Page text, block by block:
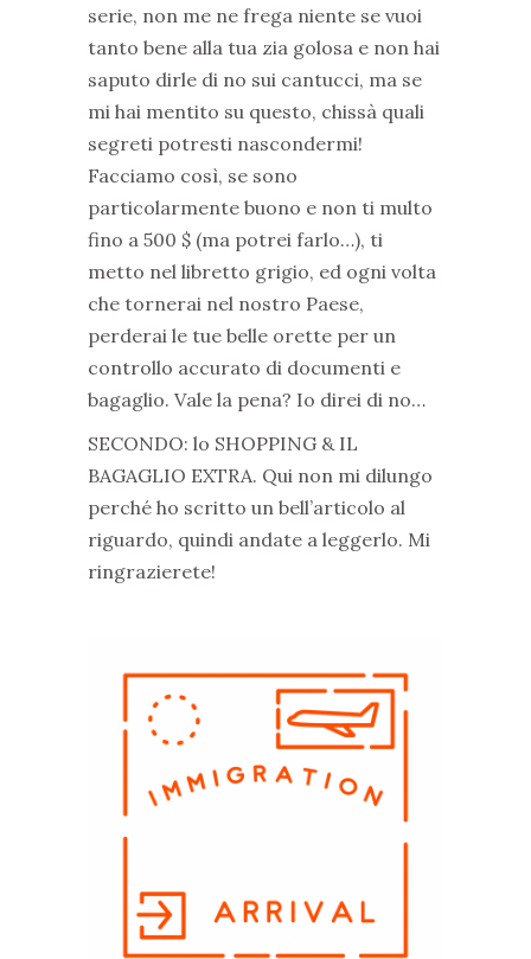
serie, non me ne frega niente se vuoi
tanto bene alla tua zia golosa e non hai
saputo dirle di no sui cantucci, ma se
mi hai mentito su questo, chissà quali
segreti potresti nascondermi!
Facciamo così, se sono
particolarmente buono e non ti multo
fino a 500 $ (ma potrei farlo…), ti
metto nel libretto grigio, ed ogni volta
che tornerai nel nostro Paese,
perderai le tue belle orette per un
controllo accurato di documenti e
bagaglio. Vale la pena? Io direi di no…
SECONDO: lo SHOPPING & IL
BAGAGLIO EXTRA. Qui non mi dilungo
perché ho scritto un bell’articolo al
riguardo, quindi andate a leggerlo. Mi
ringrazierete!